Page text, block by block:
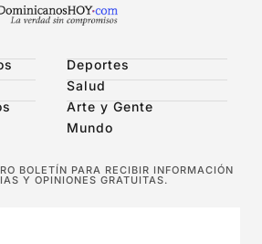
Deportes
Salud
Arte y Gente
Mundo
BOLETÍN PARA RECIBIR INFORMACIÓN
Y OPINIONES GRATUITAS.